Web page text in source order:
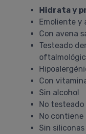
Hidrata y
Emoliente
Con avena
Testeado
Con
Sin alcohol
No
No contiene
Sin